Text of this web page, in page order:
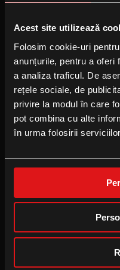
Acest site utilizează
Folosim cookie-uri
anunțurile, pentru a oferi
a analiza traficul. De
rețele sociale, de
privire la modul în care
pot combina cu alte
în urma folosirii
Facebook
Instagram
YouTube
TikTok
B2B
Publicitate la cinema
Cinema pentru școală